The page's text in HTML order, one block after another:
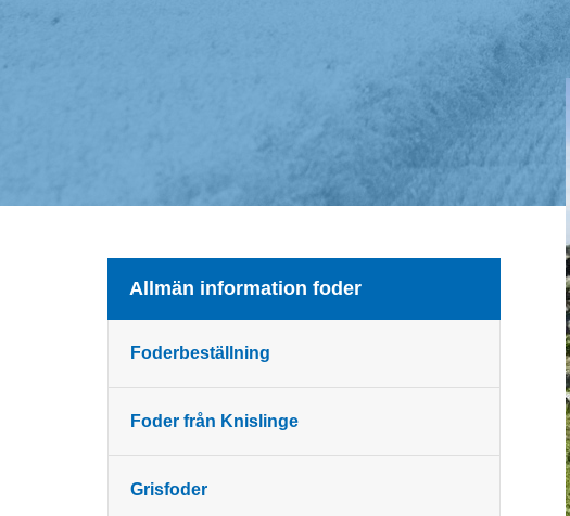
Allmän information foder
Foderbeställning
Foder från Knislinge
Grisfoder